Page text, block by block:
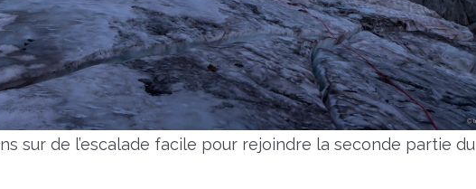
sur de l’escalade facile pour rejoindre la seconde partie du